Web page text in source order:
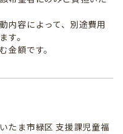
内容によって、別途費用
す。
金額です。
たま市緑区 支援課児童福